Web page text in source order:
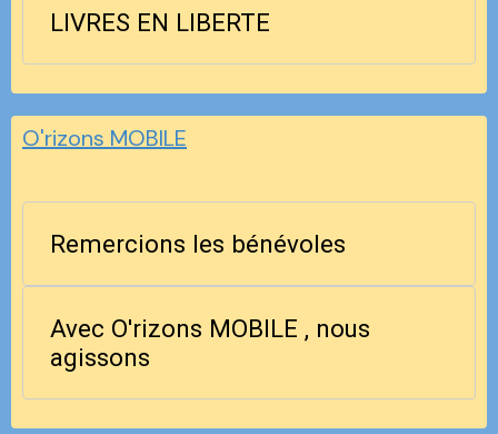
LIVRES EN LIBERTE
O'rizons MOBILE
Remercions les bénévoles
Avec O'rizons MOBILE , nous
agissons